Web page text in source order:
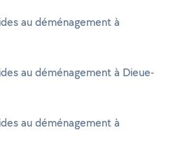
au déménagement à
au déménagement à Dieue-
au déménagement à